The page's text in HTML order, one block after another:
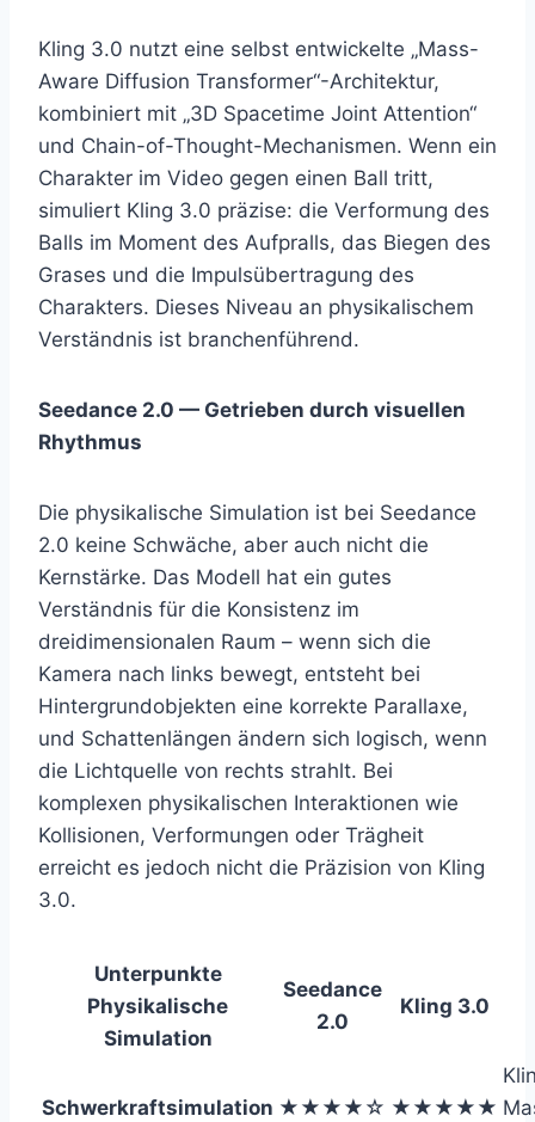
Kling 3.0 nutzt eine selbst entwickelte „Mass-
Aware Diffusion Transformer“-Architektur,
kombiniert mit „3D Spacetime Joint Attention“
und Chain-of-Thought-Mechanismen. Wenn ein
Charakter im Video gegen einen Ball tritt,
simuliert Kling 3.0 präzise: die Verformung des
Balls im Moment des Aufpralls, das Biegen des
Grases und die Impulsübertragung des
Charakters. Dieses Niveau an physikalischem
Verständnis ist branchenführend.
Seedance 2.0 — Getrieben durch visuellen
Rhythmus
Die physikalische Simulation ist bei Seedance
2.0 keine Schwäche, aber auch nicht die
Kernstärke. Das Modell hat ein gutes
Verständnis für die Konsistenz im
dreidimensionalen Raum – wenn sich die
Kamera nach links bewegt, entsteht bei
Hintergrundobjekten eine korrekte Parallaxe,
und Schattenlängen ändern sich logisch, wenn
die Lichtquelle von rechts strahlt. Bei
komplexen physikalischen Interaktionen wie
Kollisionen, Verformungen oder Trägheit
erreicht es jedoch nicht die Präzision von Kling
3.0.
Unterpunkte
Physikalische
Simulation
Seedance
2.0
Kling 3.0
Schwerkraftsimulation ★★★★☆ ★★★★★